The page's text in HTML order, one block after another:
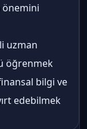
önemini
uzman
öğrenmek
bilgi ve
edebilmek